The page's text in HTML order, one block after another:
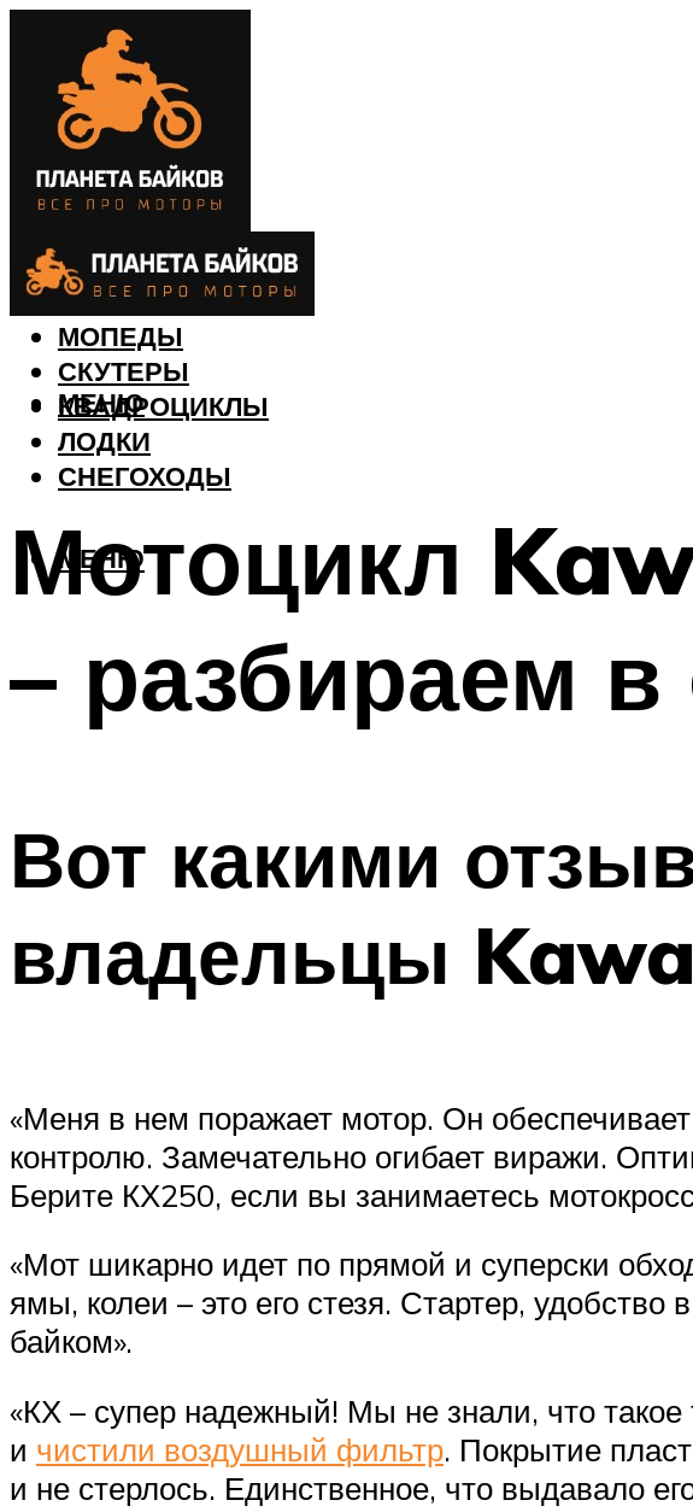
МОТОЦИКЛЫ
МОПЕДЫ
СКУТЕРЫ
КВАДРОЦИКЛЫ
ЛОДКИ
СНЕГОХОДЫ
МЕНЮ
МЕНЮ
Мотоцикл
– разбираем
Вот какими
владельцы
«Меня в нем поражает мотор. Он
контролю. Замечательно огибает виражи.
Берите КХ250, если вы занимаетесь
«Мот шикарно идет по прямой и суперски
ямы, колеи – это его стезя. Стартер,
байком».
«КХ – супер надежный! Мы не знали, что такое
и чистили воздушный фильтр. Покрытие
и не стерлось. Единственное, что выдавало